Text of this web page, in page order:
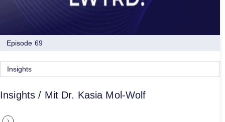
Episode 69
Insights
Insights / Mit Dr. Kasia Mol-Wolf